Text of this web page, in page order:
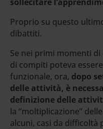
Proprio su questo
dibattiti.
Se nei primi momenti di
di compiti poteva
funzionale, ora, dopo
delle attività, è
definizione delle
la “moltiplicazione”
alcuni, casi da difficoltà